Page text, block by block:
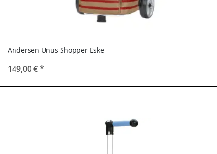
Andersen Unus Shopper Eske
149,00 €*